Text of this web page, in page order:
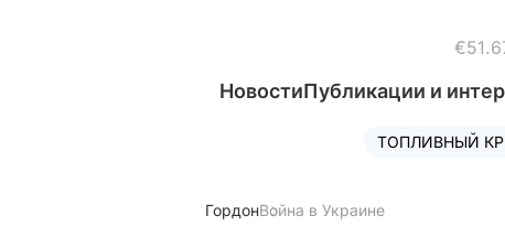
НовостиПубликации и
ТОПЛИВНЫЙ
ГордонВойна в Украине